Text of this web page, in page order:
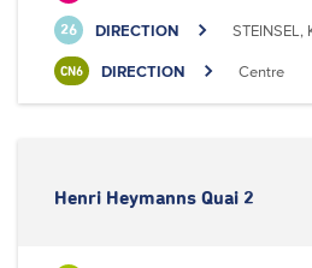
26 DIRECTION STEINSEL,
CN6 DIRECTION Centre
Henri Heymanns Quai 2